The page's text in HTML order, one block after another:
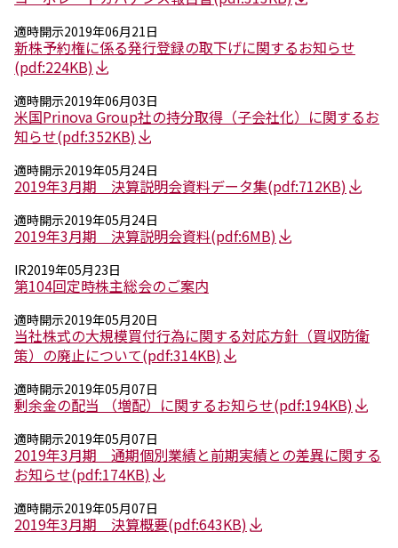
株主・株式情報
財務情報
サステナビリティ
NAGASEグループのサステナビリティ
トップメッセージ
統合報告書
環境
社会
ガバナンス
サステナビリティデータ集
アスリート支援
外部評価とイニシアチブ
各種対照表
サステナビリティサイトについて
適時開示2019年06月21日
新株予約権に係る発行登録の取下げに関するお知らせ
(pdf:224KB)
適時開示2019年06月03日
米国Prinova Group社の持分取得（子会社化）に関するお
知らせ(pdf:352KB)
適時開示2019年05月24日
2019年3月期 決算説明会資料データ集(pdf:712KB)
適時開示2019年05月24日
2019年3月期 決算説明会資料(pdf:6MB)
IR2019年05月23日
第104回定時株主総会のご案内
適時開示2019年05月20日
当社株式の大規模買付行為に関する対応方針（買収防衛
策）の廃止について(pdf:314KB)
適時開示2019年05月07日
剰余金の配当 （増配）に関するお知らせ(pdf:194KB)
適時開示2019年05月07日
2019年3月期 通期個別業績と前期実績との差異に関する
お知らせ(pdf:174KB)
適時開示2019年05月07日
2019年3月期 決算概要(pdf:643KB)